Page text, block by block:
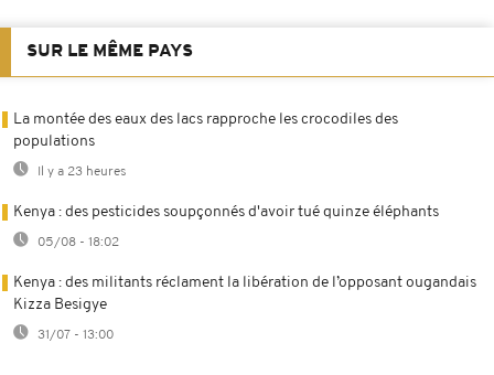
SUR LE MÊME PAYS
La montée des eaux des lacs rapproche les crocodiles des
populations
Il y a 23 heures
Kenya : des pesticides soupçonnés d'avoir tué quinze éléphants
05/08 - 18:02
Kenya : des militants réclament la libération de l’opposant ougandais
Kizza Besigye
31/07 - 13:00